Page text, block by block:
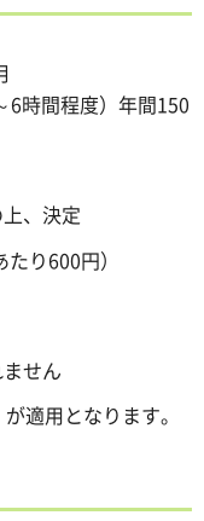
時間程度）年間150
内
決定
あたり600円）
ん
適用となります。